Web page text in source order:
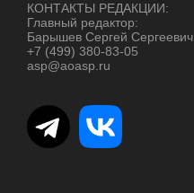
КОНТАКТЫ РЕДАКЦИИ:
Главный редактор:
Барышев Сергей Сергеевич
+7 (499) 380-83-05
asp@aoasp.ru